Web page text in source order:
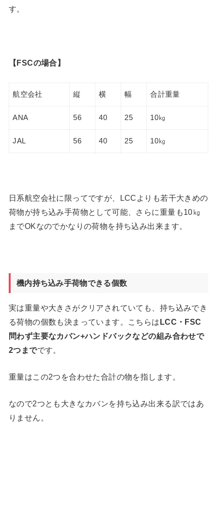
す。
【FSCの場合】
航空会社 縦 横 幅 合計重量
ANA 56 40 25 10㎏
JAL 56 40 25 10㎏
日系航空会社に限ってですが、LCCよりも若干大きめの
荷物が持ち込み手荷物として可能、さらに重量も10㎏
までOKなのでかなりの荷物を持ち込み出来ます。
機内持ち込み手荷物できる個数
実は重量や大きさがクリアされていても、持ち込みでき
る荷物の個数も決まっています。こちらはLCC・FSC
問わず主要なカバン+ハンドバックなどの組み合わせで
2つまでです。
重量はこの2つを合わせた合計の物を指します。
なので2つとも大きなカバンを持ち込み出来る訳ではあ
りません。